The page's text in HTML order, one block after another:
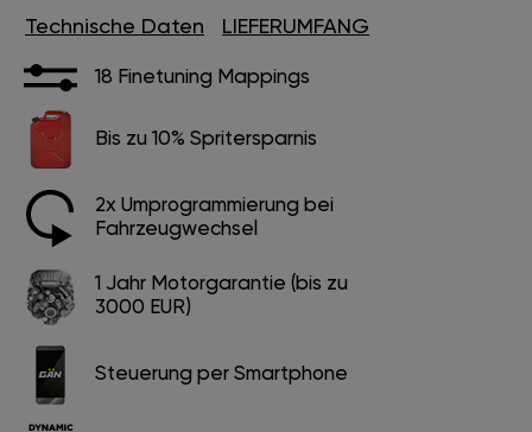
Technische Daten LIEFERUMFANG
18 Finetuning Mappings
Bis zu 10% Spritersparnis
2x Umprogrammierung bei
Fahrzeugwechsel
1 Jahr Motorgarantie (bis zu
3000 EUR)
Steuerung per Smartphone